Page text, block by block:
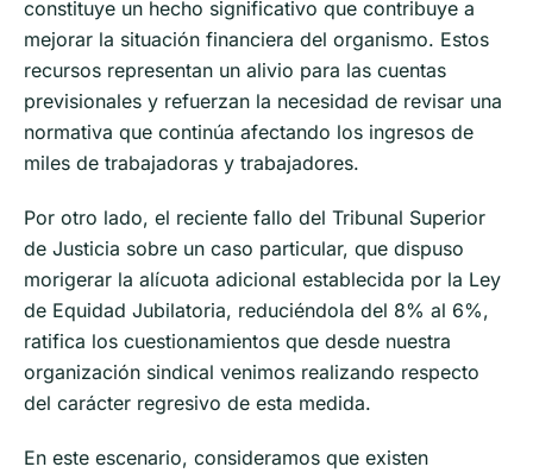
constituye un hecho significativo que contribuye a
mejorar la situación financiera del organismo. Estos
recursos representan un alivio para las cuentas
previsionales y refuerzan la necesidad de revisar una
normativa que continúa afectando los ingresos de
miles de trabajadoras y trabajadores.
Por otro lado, el reciente fallo del Tribunal Superior
de Justicia sobre un caso particular, que dispuso
morigerar la alícuota adicional establecida por la Ley
de Equidad Jubilatoria, reduciéndola del 8% al 6%,
ratifica los cuestionamientos que desde nuestra
organización sindical venimos realizando respecto
del carácter regresivo de esta medida.
En este escenario, consideramos que existen